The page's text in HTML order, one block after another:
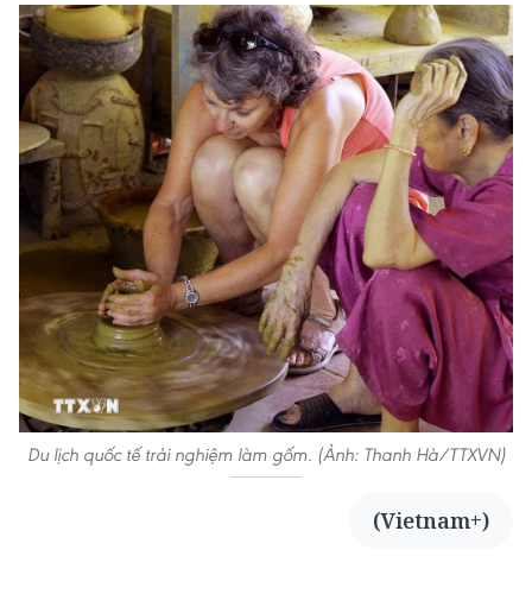
Du lịch quốc tế trải nghiệm làm gốm. (Ảnh: Thanh Hà/TTXVN)
(Vietnam+)